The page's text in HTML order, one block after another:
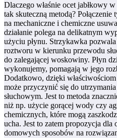
Dlaczego właśnie ocet jabłkowy
tak skuteczną metodą?
na mechaniczne i chemiczne
działanie polega na delikatnym
użyciu płynu. Strzykawka
roztworu w kierunku przewodu
do zalegającej woskowiny. Płyn
wykonujemy, pomagają w jego
Dodatkowo, dzięki
może przyczynić się do
słuchowym. Jest to metoda
niż np. użycie gorącej wody czy
chemicznych, które mogą
ucha. Jest to zatem propozycja
domowych sposobów na